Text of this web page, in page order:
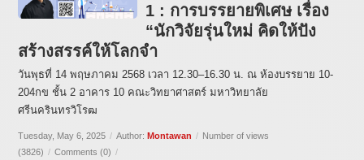
1 : การบรรยายพิเศษ เรื่อง
“นักวิจัยรุ่นใหม่ คิดให้ปัง
สร้างสรรค์ให้โลกจำ
วันพุธที่ 14 พฤษภาคม 2568 เวลา 12.30–16.30 น. ณ ห้องบรรยาย 10-
204กข ชั้น 2 อาคาร 10 คณะวิทยาศาสตร์ มหาวิทยาลัย
ศรีนครินทรวิโรฒ
Tuesday, May 6, 2025 / Author:Montawan / Number of views
(3826) / Comments (0) /